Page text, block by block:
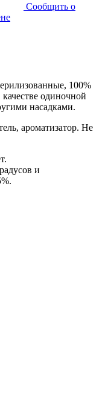
Cообщить о
100%
одиночной
насадками.
ароматизатор. Не
и